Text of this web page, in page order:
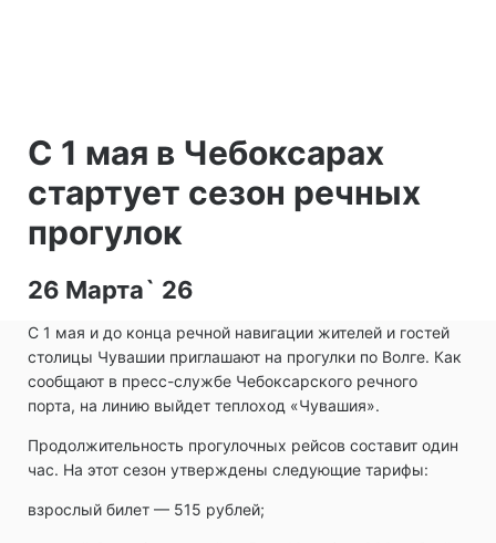
С 1 мая в Чебоксарах
стартует сезон речных
прогулок
26 Марта` 26
С 1 мая и до конца речной навигации жителей и гостей
столицы Чувашии приглашают на прогулки по Волге. Как
сообщают в пресс-службе Чебоксарского речного
порта, на линию выйдет теплоход «Чувашия».
Продолжительность прогулочных рейсов составит один
час. На этот сезон утверждены следующие тарифы:
взрослый билет — 515 рублей;